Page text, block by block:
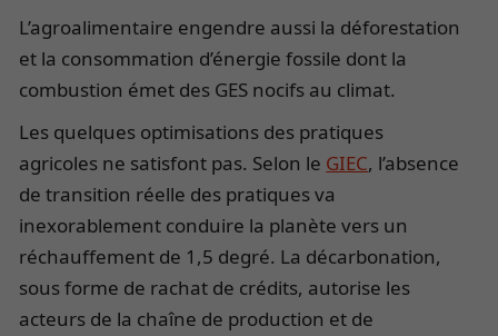
L’agroalimentaire engendre aussi la déforestation
et la consommation d’énergie fossile dont la
combustion émet des GES nocifs au climat.
Les quelques optimisations des pratiques
agricoles ne satisfont pas. Selon le GIEC, l’absence
de transition réelle des pratiques va
inexorablement conduire la planète vers un
réchauffement de 1,5 degré. La décarbonation,
sous forme de rachat de crédits, autorise les
acteurs de la chaîne de production et de